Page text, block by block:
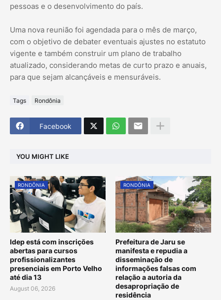
pessoas e o desenvolvimento do país.
Uma nova reunião foi agendada para o mês de março,
com o objetivo de debater eventuais ajustes no estatuto
vigente e também construir um plano de trabalho
atualizado, considerando metas de curto prazo e anuais,
para que sejam alcançáveis e mensuráveis.
Tags Rondônia
Facebook
YOU MIGHT LIKE
RONDÔNIA
Idep está com inscrições
abertas para cursos
profissionalizantes
presenciais em Porto Velho
até dia 13
August 06, 2026
RONDÔNIA
Prefeitura de Jaru se
manifesta e repudia a
disseminação de
informações falsas com
relação a autoria da
desapropriação de
residência